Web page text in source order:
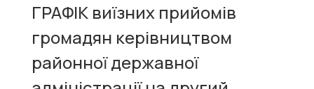
ГРАФІК виїзних прийомів
громадян керівництвом
районної державної